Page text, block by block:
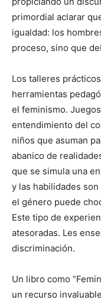
primordial aclarar
igualdad: los
proceso, sino que
Los talleres
herramientas
el feminismo.
entendimiento del
niños que asuman
abanico de
que se simula una
y las habilidades
el género puede
Este tipo de
atesoradas. Les
discriminación.
Un libro como
un recurso